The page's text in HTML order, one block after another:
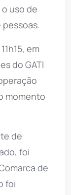
uso de
em
do GATI
momento
de
foi
de
foi